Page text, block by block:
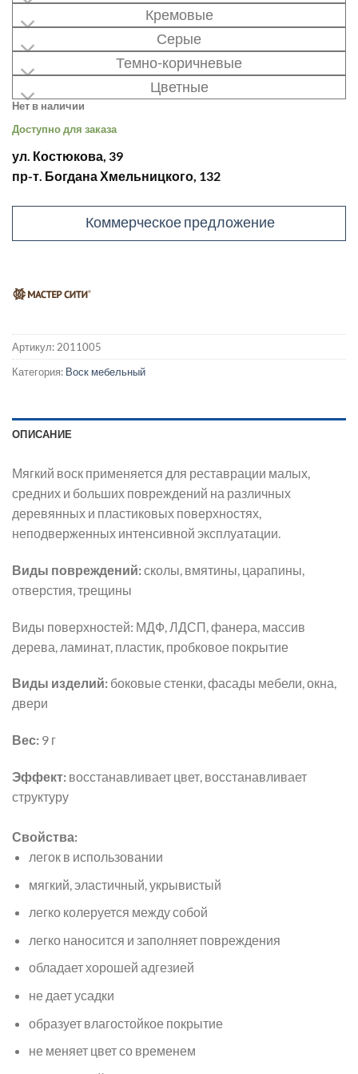
Кремовые
Серые
Темно-коричневые
Цветные
Нет в наличии
Доступно для заказа
ул. Костюкова, 39
пр-т. Богдана Хмельницкого, 132
Коммерческое предложение
Артикул:2011005
Категория: Воск мебельный
ОПИСАНИЕ
Мягкий воск применяется для реставрации малых,
средних и больших повреждений на различных
деревянных и пластиковых поверхностях,
неподверженных интенсивной эксплуатации.
Виды повреждений:сколы, вмятины, царапины,
отверстия, трещины
Виды поверхностей: МДФ, ЛДСП, фанера, массив
дерева, ламинат, пластик, пробковое покрытие
Виды изделий: боковые стенки, фасады мебели, окна,
двери
Вес: 9 г
Эффект: восстанавливает цвет, восстанавливает
структуру
Свойства:
легок в использовании
мягкий, эластичный, укрывистый
легко колеруется между собой
легко наносится и заполняет повреждения
обладает хорошей адгезией
не дает усадки
образует влагостойкое покрытие
не меняет цвет со временем